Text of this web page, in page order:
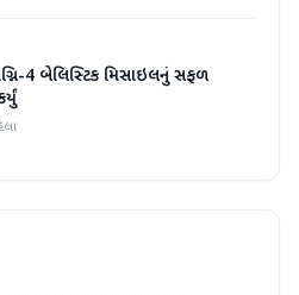
4 બેલિસ્ટિક મિસાઇલનું સફળ